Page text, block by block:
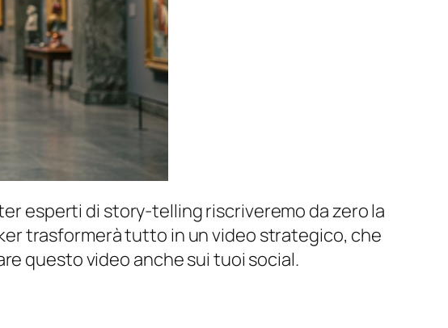
esperti di story-telling riscriveremo da zero la
trasformerà tutto in un video strategico, che
questo video anche sui tuoi social.